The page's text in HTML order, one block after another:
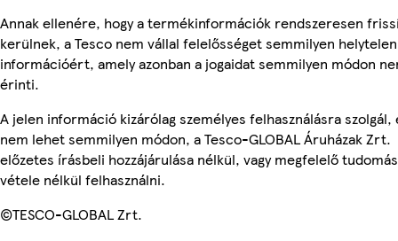
Annak ellenére, hogy a termékinformációk rendszeresen
kerülnek, a Tesco nem vállal felelősséget semmilyen helytelen
információért, amely azonban a jogaidat semmilyen módon
érinti.
A jelen információ kizárólag személyes felhasználásra szolgál,
nem lehet semmilyen módon, a Tesco-GLOBAL Áruházak Zrt.
előzetes írásbeli hozzájárulása nélkül, vagy megfelelő
vétele nélkül felhasználni.
©TESCO-GLOBAL Zrt.